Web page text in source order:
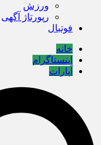
ورزش
رپورتاژ آگهی
فوتبال
خانه
اینستاگرام
آپارات